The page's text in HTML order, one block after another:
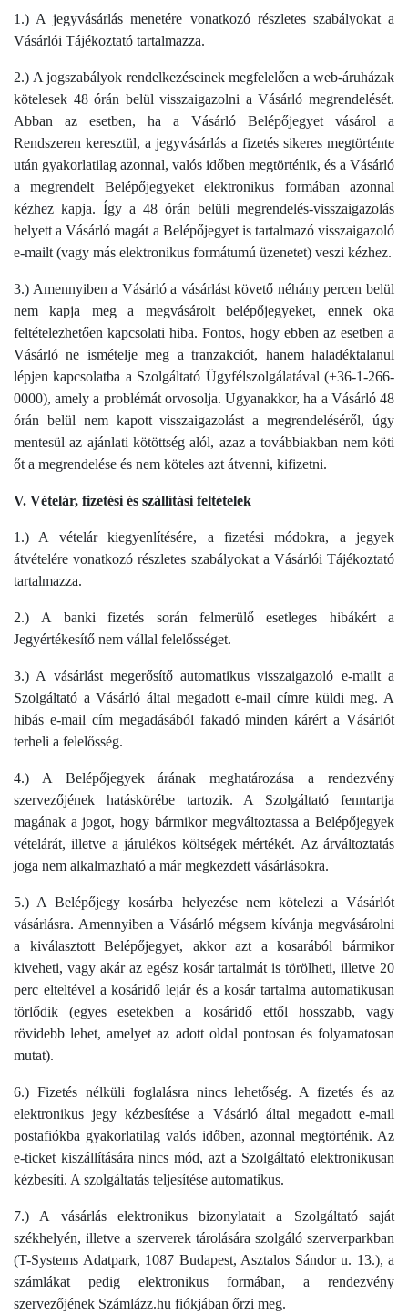
1.) A jegyvásárlás menetére vonatkozó részletes szabályokat a
Vásárlói Tájékoztató tartalmazza.
2.) A jogszabályok rendelkezéseinek megfelelően a web-áruházak
kötelesek 48 órán belül visszaigazolni a Vásárló megrendelését.
Abban az esetben, ha a Vásárló Belépőjegyet vásárol a
Rendszeren keresztül, a jegyvásárlás a fizetés sikeres megtörténte
után gyakorlatilag azonnal, valós időben megtörténik, és a Vásárló
a megrendelt Belépőjegyeket elektronikus formában azonnal
kézhez kapja. Így a 48 órán belüli megrendelés-visszaigazolás
helyett a Vásárló magát a Belépőjegyet is tartalmazó visszaigazoló
e-mailt (vagy más elektronikus formátumú üzenetet) veszi kézhez.
3.) Amennyiben a Vásárló a vásárlást követő néhány percen belül
nem kapja meg a megvásárolt belépőjegyeket, ennek oka
feltételezhetően kapcsolati hiba. Fontos, hogy ebben az esetben a
Vásárló ne ismételje meg a tranzakciót, hanem haladéktalanul
lépjen kapcsolatba a Szolgáltató Ügyfélszolgálatával (+36-1-266-
0000), amely a problémát orvosolja. Ugyanakkor, ha a Vásárló 48
órán belül nem kapott visszaigazolást a megrendeléséről, úgy
mentesül az ajánlati kötöttség alól, azaz a továbbiakban nem köti
őt a megrendelése és nem köteles azt átvenni, kifizetni.
V. Vételár, fizetési és szállítási feltételek
1.) A vételár kiegyenlítésére, a fizetési módokra, a jegyek
átvételére vonatkozó részletes szabályokat a Vásárlói Tájékoztató
tartalmazza.
2.) A banki fizetés során felmerülő esetleges hibákért a
Jegyértékesítő nem vállal felelősséget.
3.) A vásárlást megerősítő automatikus visszaigazoló e-mailt a
Szolgáltató a Vásárló által megadott e-mail címre küldi meg. A
hibás e-mail cím megadásából fakadó minden kárért a Vásárlót
terheli a felelősség.
4.) A Belépőjegyek árának meghatározása a rendezvény
szervezőjének hatáskörébe tartozik. A Szolgáltató fenntartja
magának a jogot, hogy bármikor megváltoztassa a Belépőjegyek
vételárát, illetve a járulékos költségek mértékét. Az árváltoztatás
joga nem alkalmazható a már megkezdett vásárlásokra.
5.) A Belépőjegy kosárba helyezése nem kötelezi a Vásárlót
vásárlásra. Amennyiben a Vásárló mégsem kívánja megvásárolni
a kiválasztott Belépőjegyet, akkor azt a kosarából bármikor
kiveheti, vagy akár az egész kosár tartalmát is törölheti, illetve 20
perc elteltével a kosáridő lejár és a kosár tartalma automatikusan
törlődik (egyes esetekben a kosáridő ettől hosszabb, vagy
rövidebb lehet, amelyet az adott oldal pontosan és folyamatosan
mutat).
6.) Fizetés nélküli foglalásra nincs lehetőség. A fizetés és az
elektronikus jegy kézbesítése a Vásárló által megadott e-mail
postafiókba gyakorlatilag valós időben, azonnal megtörténik. Az
e-ticket kiszállítására nincs mód, azt a Szolgáltató elektronikusan
kézbesíti. A szolgáltatás teljesítése automatikus.
7.) A vásárlás elektronikus bizonylatait a Szolgáltató saját
székhelyén, illetve a szerverek tárolására szolgáló szerverparkban
(T-Systems Adatpark, 1087 Budapest, Asztalos Sándor u. 13.), a
számlákat pedig elektronikus formában, a rendezvény
szervezőjének Számlázz.hu fiókjában őrzi meg.